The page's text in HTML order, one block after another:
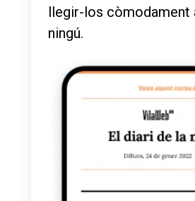
llegir-los còmodament
ningú.